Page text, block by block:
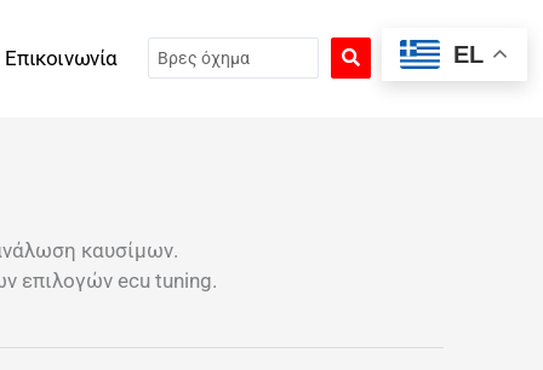
Επικοινωνία
Search
...
EL
καυσίμων.
επιλογών ecu tuning.